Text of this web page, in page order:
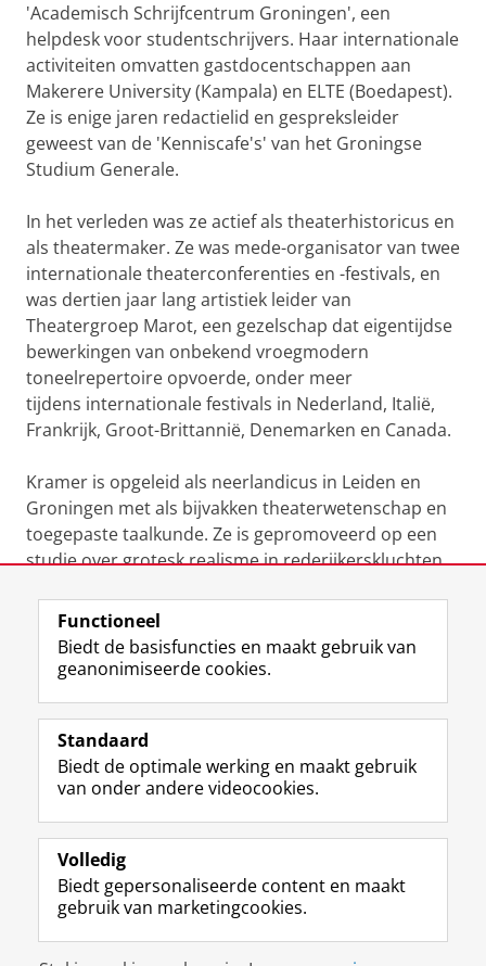
'Academisch Schrijfcentrum Groningen', een
helpdesk voor studentschrijvers. Haar internationale
activiteiten omvatten gastdocentschappen aan
Makerere University (Kampala) en ELTE (Boedapest).
Ze is enige jaren redactielid en gespreksleider
geweest van de 'Kenniscafe's' van het Groningse
Studium Generale.
In het verleden was ze actief als theaterhistoricus en
als theatermaker. Ze was mede-organisator van twee
internationale theaterconferenties en -festivals, en
was dertien jaar lang artistiek leider van
Theatergroep Marot, een gezelschap dat eigentijdse
bewerkingen van onbekend vroegmodern
toneelrepertoire opvoerde, onder meer
tijdens internationale festivals in Nederland, Italië,
Frankrijk, Groot-Brittannië, Denemarken en Canada.
Kramer is opgeleid als neerlandicus in Leiden en
Groningen met als bijvakken theaterwetenschap en
toegepaste taalkunde. Ze is gepromoveerd op een
studie over grotesk realisme in rederijkerskluchten
Laatst gewijzigd: 18 maart 2026 15:13
Volg de RUG
F
a
e
b
o
p
a
i
L
i
k
e
I
-
p
g
R
S
-
f
e
R
k
I
n
t
r
m
c
Y
o
T
e
k
a
Studiekiezers
Alumni
Over ons
Disclaimer & Copyright
Functioneel
Biedt de basisfuncties en maakt gebruik van
geanonimiseerde cookies.
Standaard
Biedt de optimale werking en maakt gebruik
van onder andere videocookies.
Volledig
Biedt gepersonaliseerde content en maakt
gebruik van marketingcookies.